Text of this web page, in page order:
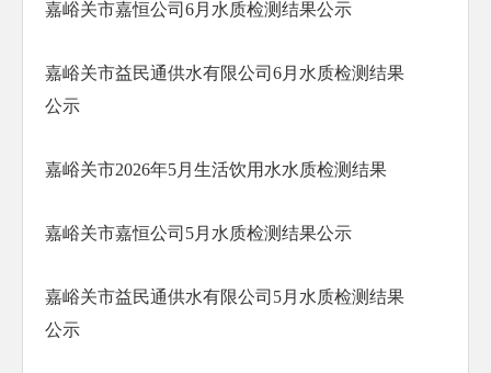
嘉峪关市嘉恒公司6月水质检测结果公示
嘉峪关市益民通供水有限公司6月水质检测结果
公示
嘉峪关市2026年5月生活饮用水水质检测结果
嘉峪关市嘉恒公司5月水质检测结果公示
嘉峪关市益民通供水有限公司5月水质检测结果
公示